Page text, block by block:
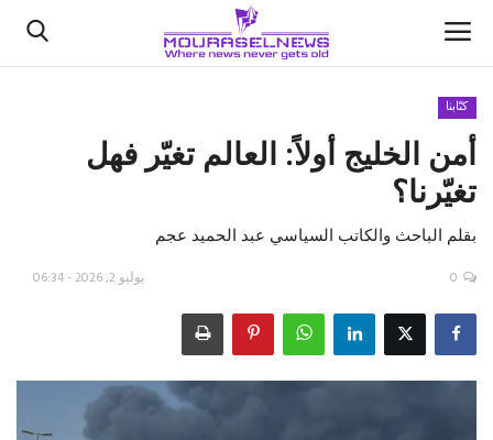
الأخبار
كتّابنا
اقتصاد
علوم وتكنولوجيا
كتّابنا
أمن الخليج أولاً: العالم تغيّر فهل
تغيّرنا؟
بقلم الباحث والكاتب السياسي عبد الحميد عجم
يوليو 2, 2026 - 06:34 0